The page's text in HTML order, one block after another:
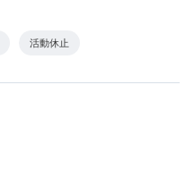
活動休止